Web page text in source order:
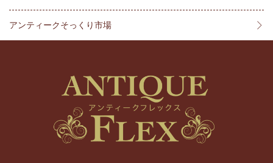
アンティークそっくり市場